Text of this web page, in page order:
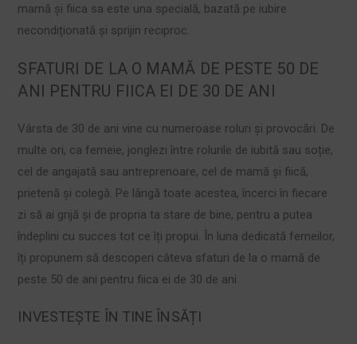
mamă și fiica sa este una specială, bazată pe iubire
necondiționată și sprijin reciproc.
SFATURI DE LA O MAMĂ DE PESTE 50 DE
ANI PENTRU FIICA EI DE 30 DE ANI
Vârsta de 30 de ani vine cu numeroase roluri și provocări. De
multe ori, ca femeie, jonglezi între rolurile de iubită sau soție,
cel de angajată sau antreprenoare, cel de mamă și fiică,
prietenă și colegă. Pe lângă toate acestea, încerci în fiecare
zi să ai grijă și de propria ta stare de bine, pentru a putea
îndeplini cu succes tot ce îți propui. În luna dedicată femeilor,
îți propunem să descoperi câteva sfaturi de la o mamă de
peste 50 de ani pentru fiica ei de 30 de ani.
INVESTEȘTE ÎN TINE ÎNSĂȚI